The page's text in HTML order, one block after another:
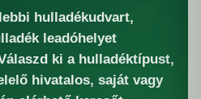
hulladékudvart,
leadóhelyet
ki a hulladéktípust,
hivatalos, saját vagy